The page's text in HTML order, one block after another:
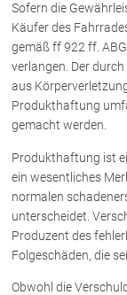
Kontakt
Sofern die
Käufer des
gemäß ff 922 ff.
verlangen. Der
aus
Produkthaftung
gemacht werden.
Produkthaftung ist
ein wesentliches
normalen
unterscheidet.
Produzent des
Folgeschäden, die
Obwohl die